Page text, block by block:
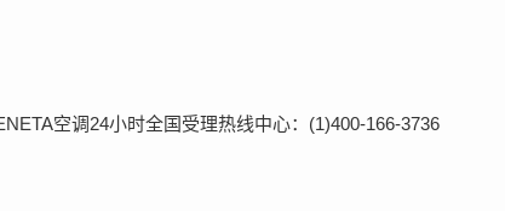
空调24小时全国受理热线中心：(1)400-166-3736